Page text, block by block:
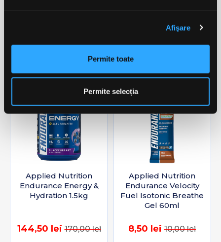
Afişare
Permite toate
Permite selecția
-15%
Applied Nutrition
Endurance Energy &
Hydration 1.5kg
144,50 lei170,00 lei
-15%
Applied Nutrition
Endurance Velocity
Fuel Isotonic Breathe
Gel 60ml
8,50 lei 10,00 lei